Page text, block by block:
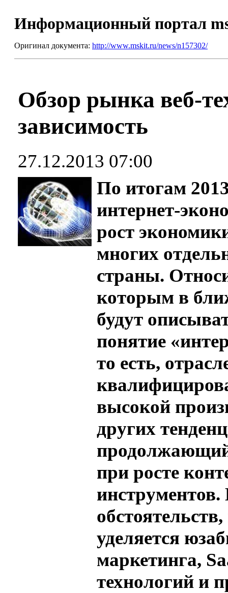
Информационный портал
Оригинал документа: http://www.mskit.ru/news/n157302/
Обзор рынка веб-
зависимость
27.12.2013 07:00
По итогам
интернет-
рост
многих
страны.
которым в
будут
понятие
то есть,
высокой
других
при росте
уделяется
маркетинга,
технологий и